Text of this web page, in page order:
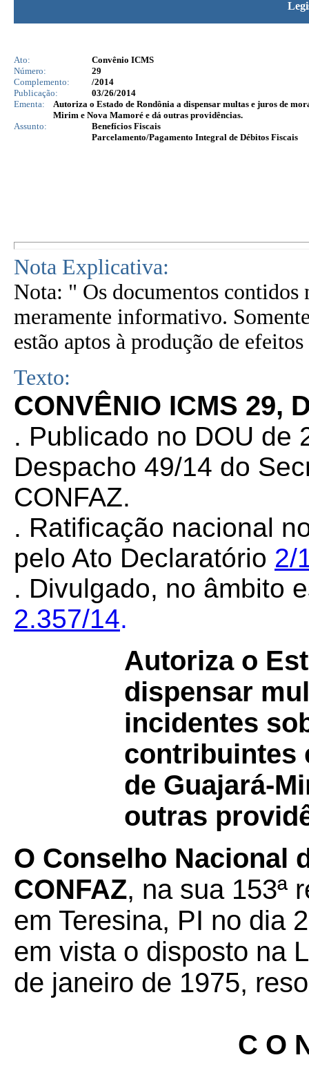
Ato:
Convênio ICMS
Número:
29
Complemento:
/2014
Publicação:
03/26/2014
Ementa:
Autoriza o Estado de Rondônia a dispensar multas e juros de
Mirim e Nova Mamoré e dá outras providências.
Assunto:
Benefícios Fiscais
Parcelamento/Pagamento Integral de Débitos Fiscais
Nota Explicativa:
Nota: " Os documentos contidos
meramente informativo.
estão aptos à produção de
Texto:
CONVÊNIO ICMS 29,
. Publicado no DOU de
Despacho 49/14 do
CONFAZ.
. Ratificação nacional
pelo Ato Declaratório 2/
. Divulgado, no âmbito
2.357/14.
Autoriza o
dispensar
incidentes
contribuintes
de Guajará-
outras
O Conselho Nacional
CONFAZ, na sua 153ª
em Teresina, PI no dia
em vista o disposto na
de janeiro de 1975,
C O